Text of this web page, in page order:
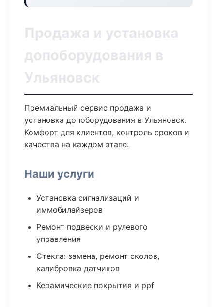
Продажа и установка
допоборудования в
Ульяновск
Премиальный сервис продажа и
установка допоборудования в Ульяновск.
Комфорт для клиентов, контроль сроков и
качества на каждом этапе.
Наши услуги
Установка сигнализаций и
иммобилайзеров
Ремонт подвески и рулевого
управления
Стекла: замена, ремонт сколов,
калибровка датчиков
Керамические покрытия и ppf